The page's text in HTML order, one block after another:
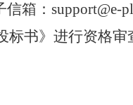
箱：support@e-
标书》进行资格